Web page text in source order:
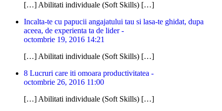
[…] Abilitati individuale (Soft Skills) […]
Incalta-te cu papucii angajatului tau si lasa-te ghidat, dupa
aceea, de experienta ta de lider -
octombrie 19, 2016 14:21
[…] Abilitati individuale (Soft Skills) […]
8 Lucruri care iti omoara productivitatea -
octombrie 26, 2016 11:00
[…] Abilitati individuale (Soft Skills) […]